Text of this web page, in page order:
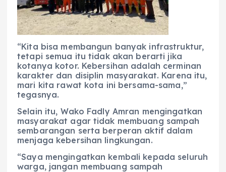
“Kita bisa membangun banyak infrastruktur,
tetapi semua itu tidak akan berarti jika
kotanya kotor. Kebersihan adalah cerminan
karakter dan disiplin masyarakat. Karena itu,
mari kita rawat kota ini bersama-sama,”
tegasnya.
Selain itu, Wako Fadly Amran mengingatkan
masyarakat agar tidak membuang sampah
sembarangan serta berperan aktif dalam
menjaga kebersihan lingkungan.
“Saya mengingatkan kembali kepada seluruh
warga, jangan membuang sampah